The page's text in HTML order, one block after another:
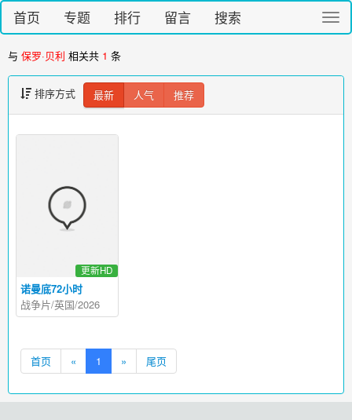
切
换
首页 专题 排行 留言 搜索
与 保罗·贝利 相关共 1 条
排序方式 最新 人气 推荐
诺曼底72小时
更新HD
战争片/英国/2026
首页 « 1 » 尾页